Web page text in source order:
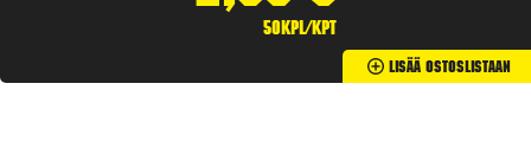
50kpl/kpt
Lisää Ostoslistaan